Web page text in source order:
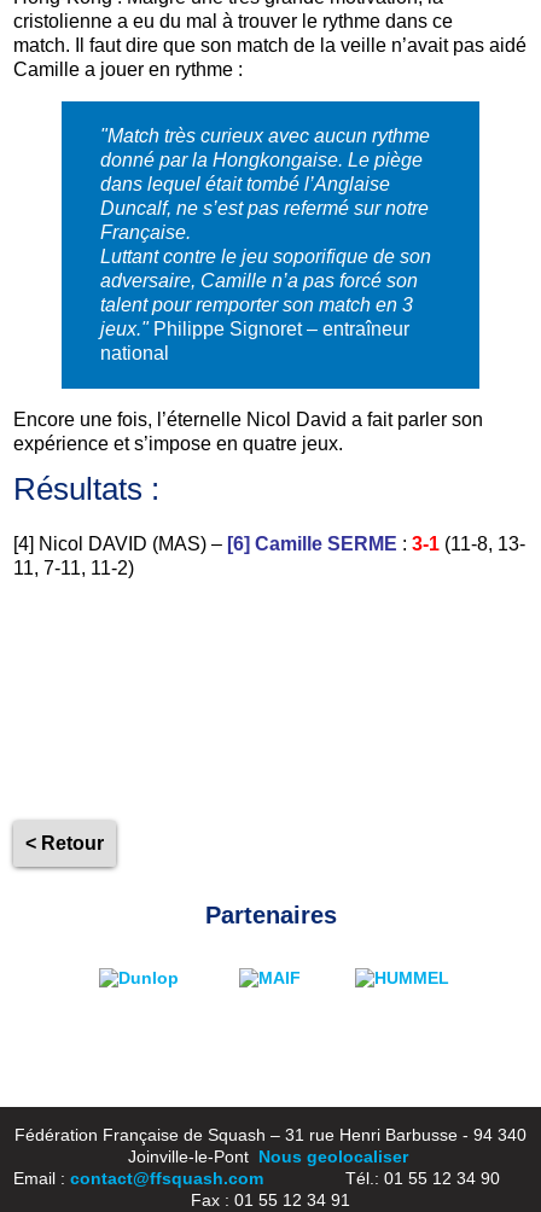
cristolienne a eu du mal à trouver le rythme dans ce
match.
Il faut dire que son match de la veille n’avait pas aidé
Camille a jouer en rythme :
"Match très curieux avec aucun rythme
donné par la Hongkongaise. Le piège
dans lequel était tombé l’Anglaise
Duncalf, ne s’est pas refermé sur notre
Française.
Luttant contre le jeu soporifique de son
adversaire, Camille n’a pas forcé son
talent pour remporter son match en 3
jeux." Philippe Signoret – entraîneur
national
Encore une fois, l’éternelle Nicol David a fait parler son
expérience et s’impose en quatre jeux.
Résultats :
[4] Nicol DAVID (MAS) – [6] Camille SERME :3-1 (11-8, 13-
11, 7-11, 11-2)
< Retour
Partenaires
Fédération Française de Squash – 31 rue Henri Barbusse - 94 340
Joinville-le-Pont Nous geolocaliser
Email : contact@ffsquash.comTél.: 01 55 12 34 90
Fax : 01 55 12 34 91